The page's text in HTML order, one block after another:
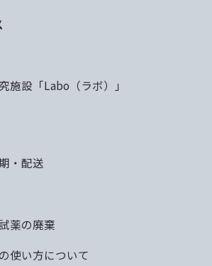
施設「Labo（ラボ）」
・配送
薬の廃棄
使い方について